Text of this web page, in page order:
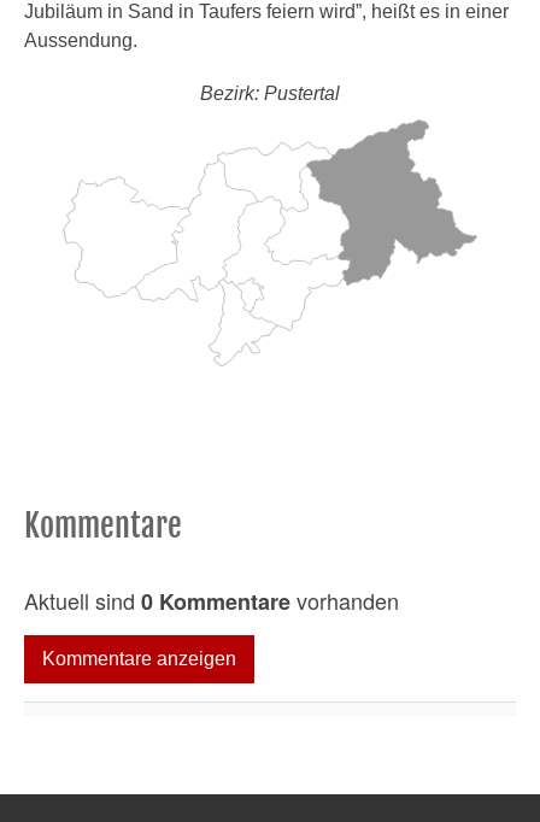
Jubiläum in Sand in Taufers feiern wird”, heißt es in einer
Aussendung.
Bezirk: Pustertal
Kommentare
Aktuell sind 0 Kommentarevorhanden
Kommentare anzeigen